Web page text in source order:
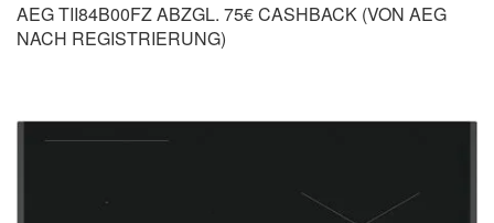
AEG TII84B00FZ ABZGL. 75€ CASHBACK (VON AEG
NACH REGISTRIERUNG)